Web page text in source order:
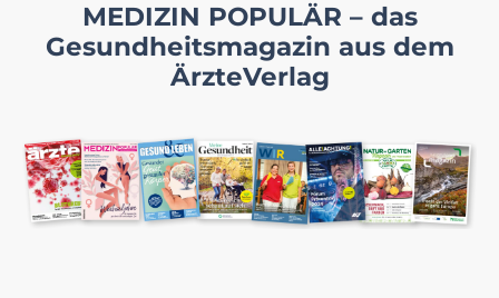
MEDIZIN POPULÄR – das
Gesundheitsmagazin aus dem
ÄrzteVerlag